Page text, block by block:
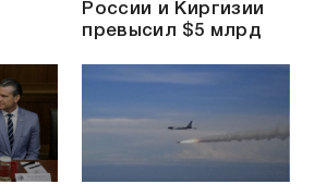
России и Киргизии
превысил $5 млрд